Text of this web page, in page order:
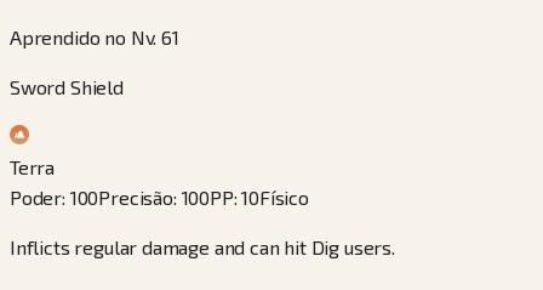
Aprendido no Nv. 61
Sword Shield
Terra
Poder: 100Precisão: 100PP:10Físico
Inflicts regular damage and can hit Dig users.